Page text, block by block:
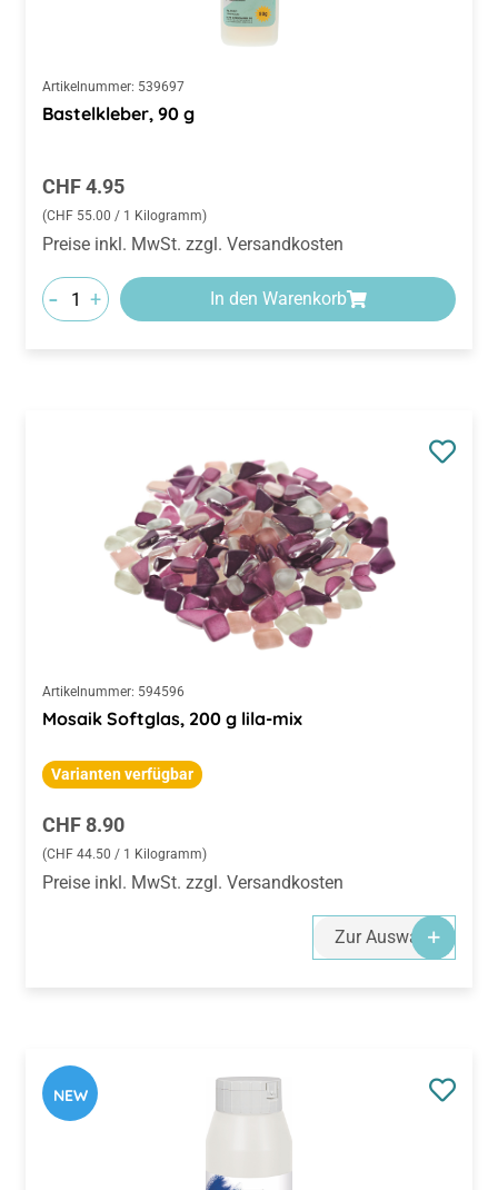
Artikelnummer: 539697
Bastelkleber, 90 g
Regulärer Preis:
CHF 4.95
(CHF 55.00 / 1 Kilogramm)
Preise inkl. MwSt. zzgl. Versandkosten
- + In den Warenkorb
Artikelnummer: 594596
Mosaik Softglas, 200 g lila-mix
Varianten verfügbar
Regulärer Preis:
CHF 8.90
(CHF 44.50 / 1 Kilogramm)
Preise inkl. MwSt. zzgl. Versandkosten
Zur Auswahl
NEW